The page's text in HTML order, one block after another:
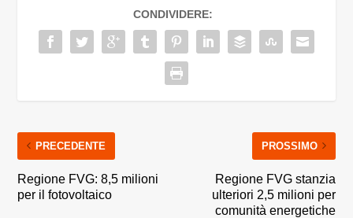
CONDIVIDERE:
PRECEDENTE
Regione FVG: 8,5 milioni
per il fotovoltaico
PROSSIMO
Regione FVG stanzia
ulteriori 2,5 milioni per
comunità energetiche